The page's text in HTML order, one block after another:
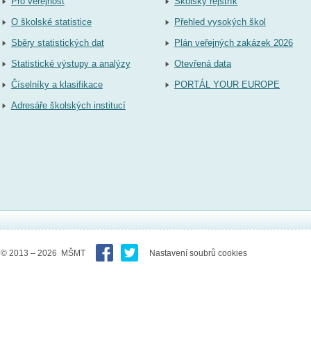
O školské statistice
Sběry statistických dat
Statistické výstupy a analýzy
Číselníky a klasifikace
Adresáře školských institucí
Přehled vysokých škol
Plán veřejných zakázek 2026
Otevřená data
PORTÁL YOUR EUROPE
© 2013 – 2026 MŠMT Nastavení soubrů cookies